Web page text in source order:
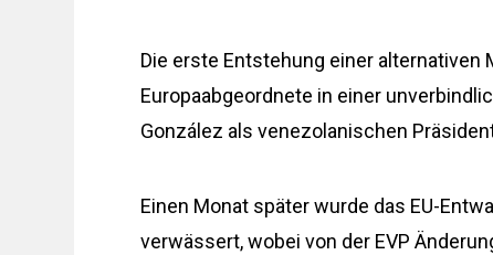
Die erste Entstehung einer
Europaabgeordnete in einer
González als venezolanischen
Einen Monat später wurde das EU-
verwässert, wobei von der EVP